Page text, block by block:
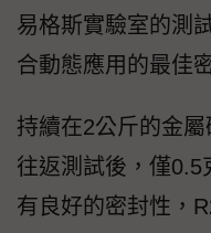
易格斯實驗室的測
合動態應用的最佳
持續在2公斤的金
往返測試後，僅0.5
有良好的密封性，